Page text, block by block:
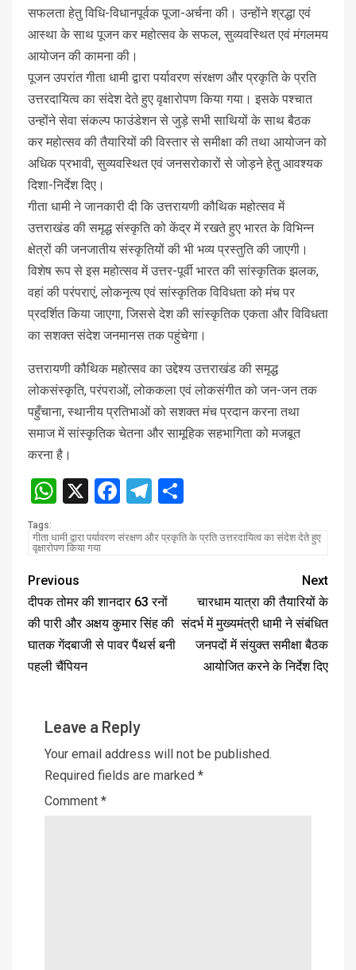
सफलता हेतु विधि-विधानपूर्वक पूजा-अर्चना की। उन्होंने श्रद्धा एवं
आस्था के साथ पूजन कर महोत्सव के सफल, सुव्यवस्थित एवं मंगलमय
आयोजन की कामना की।
पूजन उपरांत गीता धामी द्वारा पर्यावरण संरक्षण और प्रकृति के प्रति
उत्तरदायित्व का संदेश देते हुए वृक्षारोपण किया गया। इसके पश्चात
उन्होंने सेवा संकल्प फाउंडेशन से जुड़े सभी साथियों के साथ बैठक
कर महोत्सव की तैयारियों की विस्तार से समीक्षा की तथा आयोजन को
अधिक प्रभावी, सुव्यवस्थित एवं जनसरोकारों से जोड़ने हेतु आवश्यक
दिशा-निर्देश दिए।
गीता धामी ने जानकारी दी कि उत्तरायणी कौथिक महोत्सव में
उत्तराखंड की समृद्ध संस्कृति को केंद्र में रखते हुए भारत के विभिन्न
क्षेत्रों की जनजातीय संस्कृतियों की भी भव्य प्रस्तुति की जाएगी।
विशेष रूप से इस महोत्सव में उत्तर-पूर्वी भारत की सांस्कृतिक झलक,
वहां की परंपराएं, लोकनृत्य एवं सांस्कृतिक विविधता को मंच पर
प्रदर्शित किया जाएगा, जिससे देश की सांस्कृतिक एकता और विविधता
का सशक्त संदेश जनमानस तक पहुंचेगा।
उत्तरायणी कौथिक महोत्सव का उद्देश्य उत्तराखंड की समृद्ध
लोकसंस्कृति, परंपराओं, लोककला एवं लोकसंगीत को जन-जन तक
पहुँचाना, स्थानीय प्रतिभाओं को सशक्त मंच प्रदान करना तथा
समाज में सांस्कृतिक चेतना और सामूहिक सहभागिता को मजबूत
करना है।
WhatsApp
X Facebook
Telegram
Tags:
गीता धामी द्वारा पर्यावरण संरक्षण और प्रकृति के प्रति उत्तरदायित्व का संदेश देते हुए
वृक्षारोपण किया गया
Previous
दीपक तोमर की शानदार 63 रनों
की पारी और अक्षय कुमार सिंह की
घातक गेंदबाजी से पावर पैंथर्स बनी
पहली चैंपियन
Next
चारधाम यात्रा की तैयारियों के
संदर्भ में मुख्यमंत्री धामी ने संबंधित
जनपदों में संयुक्त समीक्षा बैठक
आयोजित करने के निर्देश दिए
Leave a Reply
Your email address will not be published.
Required fields are marked *
Comment *